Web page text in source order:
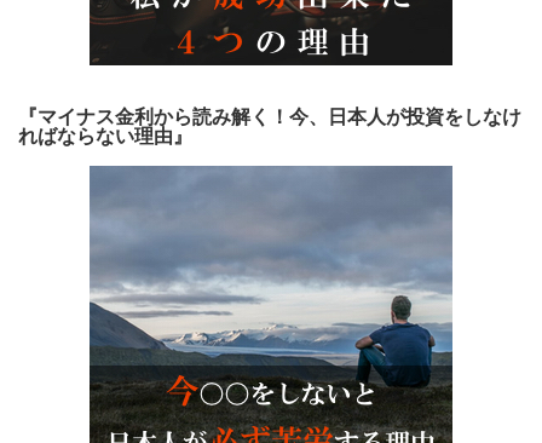
『マイナス金利から読み解く！今、日本人が投資をしなけ
ればならない理由』